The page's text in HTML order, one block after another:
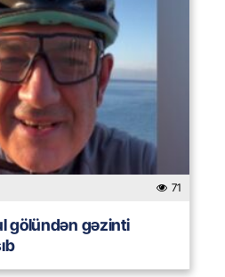
71
gölündən gəzinti